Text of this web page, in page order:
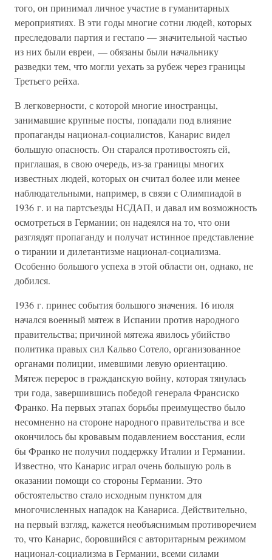
того, он принимал личное участие в гуманитарных
мероприятиях. В эти годы многие сотни людей, которых
преследовали партия и гестапо — значительной частью
из них были евреи, — обязаны были начальнику
разведки тем, что могли уехать за рубеж через границы
Третьего рейха.
В легковерности, с которой многие иностранцы,
занимавшие крупные посты, попадали под влияние
пропаганды национал-социалистов, Канарис видел
большую опасность. Он старался противостоять ей,
приглашая, в свою очередь, из-за границы многих
известных людей, которых он считал более или менее
наблюдательными, например, в связи с Олимпиадой в
1936 г. и на партсъезды НСДАП, и давал им возможность
осмотреться в Германии; он надеялся на то, что они
разглядят пропаганду и получат истинное представление
о тирании и дилетантизме национал-социализма.
Особенно большого успеха в этой области он, однако, не
добился.
1936 г. принес события большого значения. 16 июля
начался военный мятеж в Испании против народного
правительства; причиной мятежа явилось убийство
политика правых сил Кальво Сотело, организованное
органами полиции, имевшими левую ориентацию.
Мятеж перерос в гражданскую войну, которая тянулась
три года, завершившись победой генерала Франсиско
Франко. На первых этапах борьбы преимущество было
несомненно на стороне народного правительства и все
окончилось бы кровавым подавлением восстания, если
бы Франко не получил поддержку Италии и Германии.
Известно, что Канарис играл очень большую роль в
оказании помощи со стороны Германии. Это
обстоятельство стало исходным пунктом для
многочисленных нападок на Канариса. Действительно,
на первый взгляд, кажется необъяснимым противоречием
то, что Канарис, боровшийся с авторитарным режимом
национал-социализма в Германии, всеми силами